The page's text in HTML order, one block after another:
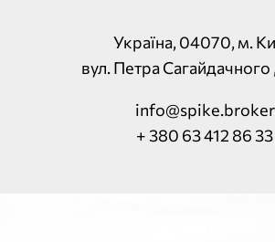
Україна, 04070, м.
вул. Петра Сагайдачного
info@spike.broker
+ 380 63 412 86 33